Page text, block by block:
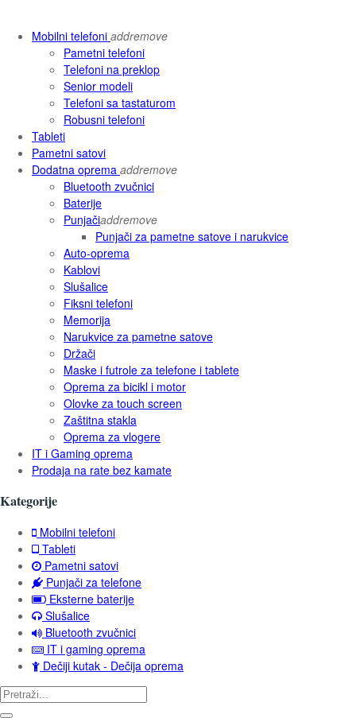
Mobilni telefoni addremove
Pametni telefoni
Telefoni na preklop
Senior modeli
Telefoni sa tastaturom
Robusni telefoni
Tableti
Pametni satovi
Dodatna oprema addremove
Bluetooth zvučnici
Baterije
Punjačiaddremove
Punjači za pametne satove i narukvice
Auto-oprema
Kablovi
Slušalice
Fiksni telefoni
Memorija
Narukvice za pametne satove
Držači
Maske i futrole za telefone i tablete
Oprema za bicikl i motor
Olovke za touch screen
Zaštitna stakla
Oprema za vlogere
IT i Gaming oprema
Prodaja na rate bez kamate
Kategorije
Mobilni telefoni
Tableti
Pametni satovi
Punjači za telefone
Eksterne baterije
Slušalice
Bluetooth zvučnici
IT i gaming oprema
Dečiji kutak - Dečija oprema